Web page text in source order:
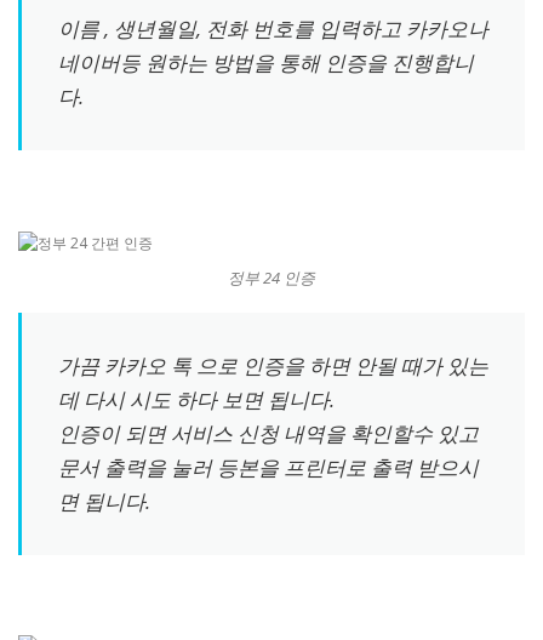
이름 , 생년월일, 전화 번호를 입력하고 카카오나
네이버등 원하는 방법을 통해 인증을 진행합니
다.
정부 24 인증
가끔 카카오 톡 으로 인증을 하면 안될 때가 있는
데 다시 시도 하다 보면 됩니다.
인증이 되면 서비스 신청 내역을 확인할수 있고
문서 출력을 눌러 등본을 프린터로 출력 받으시
면 됩니다.